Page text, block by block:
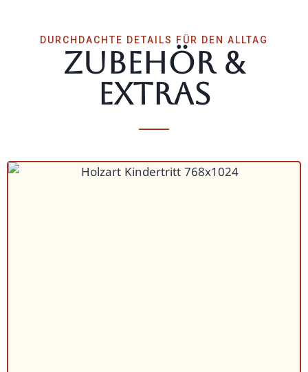
DURCH­DACHTE DETAILS FÜR DEN ALLTAG
Zubehör &
Extras